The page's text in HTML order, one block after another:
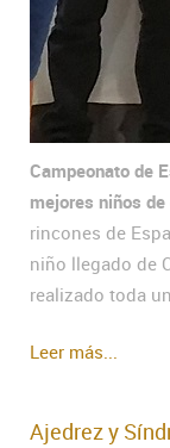
Campeonato de
mejores niños
rincones de
niño llegado de
realizado toda
Leer más...
Ajedrez y